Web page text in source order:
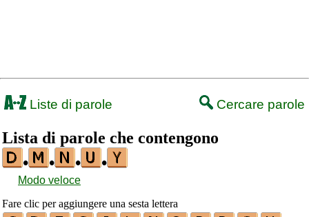
Liste di parole Cercare parole
Lista di parole che contengono
•
• • •
Modo veloce
Fare clic per aggiungere una sesta lettera